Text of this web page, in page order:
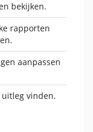
bekijken.
rapporten
aanpassen
vinden.